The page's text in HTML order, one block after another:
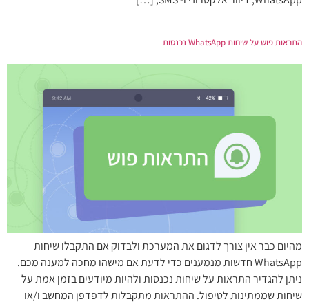
התראות פוש על שיחות WhatsApp נכנסות
מהיום כבר אין צורך לדגום את המערכת ולבדוק אם התקבלו שיחות
WhatsApp חדשות מנמענים כדי לדעת אם מישהו מחכה למענה מכם.
ניתן להגדיר התראות על שיחות נכנסות ולהיות מיודעים בזמן אמת על
שיחות שממתינות לטיפול. ההתראות מתקבלות לדפדפן המחשב ו/או